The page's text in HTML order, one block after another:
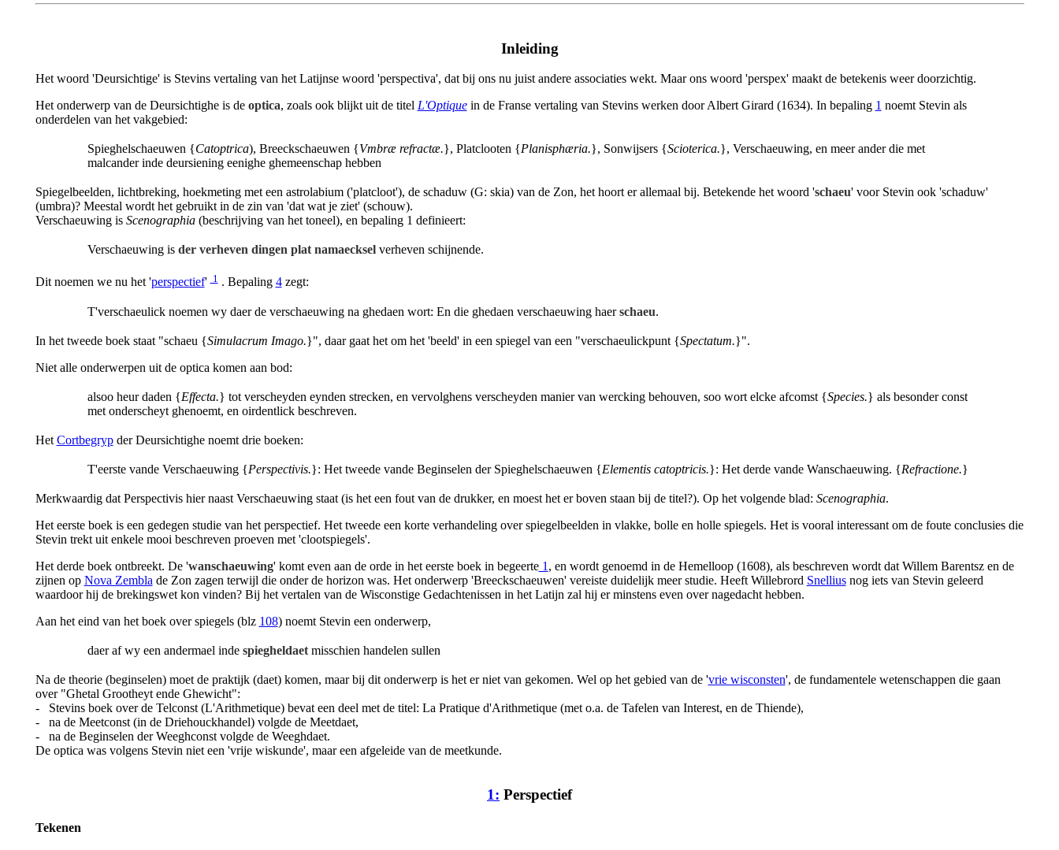
Inleiding
Het woord 'Deursichtige' is Stevins vertaling van het Latijnse woord 'perspectiva', dat bij ons nu juist andere associaties wekt. Maar ons woord 'perspex' maakt de betekenis weer doorzichtig.
Het onderwerp van de Deursichtighe is de optica, zoals ook blijkt uit de titel L'Optiquein de Franse vertaling van Stevins werken door Albert Girard (1634). In bepaling 1 noemt Stevin als
onderdelen van het vakgebied:
Spieghelschaeuwen {Catoptrica), Breeckschaeuwen {Vmbræ refractæ.}, Platclooten {Planisphæria.}, Sonwijsers {Scioterica.}, Verschaeuwing, en meer ander die met
malcander inde deursiening eenighe ghemeenschap hebben
Spiegelbeelden, lichtbreking, hoekmeting met een astrolabium ('platcloot'), de schaduw (G: skia) van de Zon, het hoort er allemaal bij. Betekende het woord 'schaeu' voor Stevin ook 'schaduw'
(umbra)? Meestal wordt het gebruikt in de zin van 'dat wat je ziet' (schouw).
Verschaeuwing is Scenographia(beschrijving van het toneel), en bepaling 1 definieert:
Verschaeuwing is der verheven dingen plat namaeckselverheven schijnende.
Dit noemen we nu het 'perspectief' 1. Bepaling 4zegt:
T'verschaeulick noemen wy daer de verschaeuwing na ghedaen wort: En die ghedaen verschaeuwing haerschaeu.
In het tweede boek staat "schaeu {Simulacrum Imago.}", daar gaat het om het 'beeld' in een spiegel van een "verschaeulickpunt {Spectatum.}".
Niet alle onderwerpen uit de optica komen aan bod:
alsoo heur daden {Effecta.} tot verscheyden eynden strecken, en vervolghens verscheyden manier van wercking behouven, soo wort elcke afcomst {Species.} als besonder const
met onderscheyt ghenoemt, en oirdentlick beschreven.
Het Cortbegrypder Deursichtighe noemt drie boeken:
T'eerste vande Verschaeuwing {Perspectivis.}: Het tweede vande Beginselen der Spieghelschaeuwen {Elementis catoptricis.}: Het derde vande Wanschaeuwing. {Refractione.}
Merkwaardig dat Perspectivis hier naast Verschaeuwing staat (is het een fout van de drukker, en moest het er boven staan bij de titel?). Op het volgende blad: Scenographia.
Het eerste boek is een gedegen studie van het perspectief. Het tweede een korte verhandeling over spiegelbeelden in vlakke, bolle en holle spiegels. Het is vooral interessant om de foute conclusies die
Stevin trekt uit enkele mooi beschreven proeven met 'clootspiegels'.
Het derde boek ontbreekt. De 'wanschaeuwing' komt even aan de orde in het eerste boek in begeerte1 , en wordt genoemd in de Hemelloop (1608), als beschreven wordt dat Willem Barentsz en de
zijnen op Nova Zembla de Zon zagen terwijl die onder de horizon was. Het onderwerp 'Breeckschaeuwen' vereiste duidelijk meer studie. Heeft Willebrord Snelliusnog iets van Stevin geleerd
waardoor hij de brekingswet kon vinden? Bij het vertalen van de Wisconstige Gedachtenissen in het Latijn zal hij er minstens even over nagedacht hebben.
Aan het eind van het boek over spiegels (blz 108) noemt Stevin een onderwerp,
daer af wy een andermael inde spiegheldaetmisschien handelen sullen
Na de theorie (beginselen) moet de praktijk (daet) komen, maar bij dit onderwerp is het er niet van gekomen. Wel op het gebied van de 'vrie wisconsten', de fundamentele wetenschappen die gaan
over "Ghetal Grootheyt ende Ghewicht":
- Stevins boek over de Telconst (L'Arithmetique) bevat een deel met de titel: La Pratique d'Arithmetique (met o.a. de Tafelen van Interest, en de Thiende),
- na de Meetconst (in de Driehouckhandel) volgde de Meetdaet,
- na de Beginselen der Weeghconst volgde de Weeghdaet.
De optica was volgens Stevin niet een 'vrije wiskunde', maar een afgeleide van de meetkunde.
1: Perspectief
Tekenen